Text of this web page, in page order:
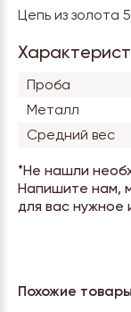
Цепь из золота
Проба
Металл
Средний вес
*Не нашли
Напишите нам,
для вас нужное
Похожие товары